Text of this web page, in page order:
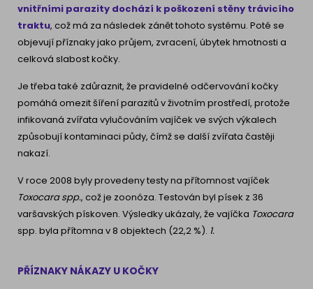
vnitřními parazity dochází k poškození stěny trávicího
traktu, což má za následek zánět tohoto systému. Poté se
objevují příznaky jako průjem, zvracení, úbytek hmotnosti a
celková slabost kočky.
Je třeba také zdůraznit, že pravidelné odčervování kočky
pomáhá omezit šíření parazitů v životním prostředí, protože
infikovaná zvířata vylučováním vajíček ve svých výkalech
způsobují kontaminaci půdy, čímž se další zvířata častěji
nakazí.
V roce 2008 byly provedeny testy na přítomnost vajíček
Toxocara spp., což je zoonóza. Testován byl písek z 36
varšavských pískoven. Výsledky ukázaly, že vajíčka Toxocara
spp. byla přítomna v 8 objektech (22,2 %). 1.
PŘÍZNAKY NÁKAZY U KOČKY